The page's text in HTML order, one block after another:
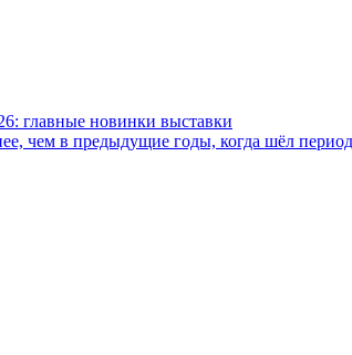
главные новинки выставки
чем в предыдущие годы, когда шёл